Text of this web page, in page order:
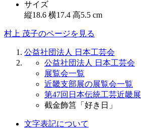
サイズ
縦18.6 横17.4 高5.5 cm
村上 茂子のページを見る
公益社団法人 日本工芸会
公益社団法人 日本工芸会
展覧会一覧
近畿支部展の展覧会一覧
第47回日本伝統工芸近畿展
截金飾筥「好き日」
文字表記について